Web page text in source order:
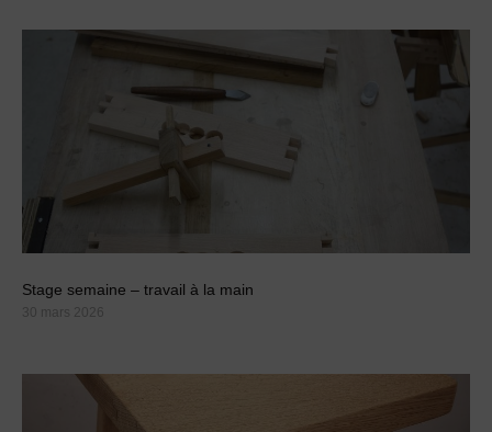
Stage semaine – travail à la main
30 mars 2026